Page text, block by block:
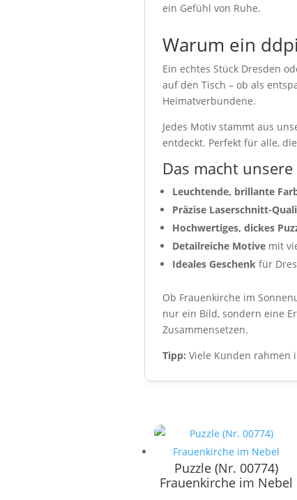
ein Gefühl von Ruhe.
Warum ein
Ein echtes Stück Dresden
auf den Tisch – ob als
Heimatverbundene.
Jedes Motiv stammt aus
entdeckt. Perfekt für alle,
Das macht
Leuchtende, brillante
Präzise Laserschnitt-
Hochwertiges, dickes
Detailreiche Motive mit
Ideales Geschenk für
Ob Frauenkirche im
nur ein Bild, sondern eine
Zusammensetzen.
Tipp: Viele Kunden rahmen
Puzzle (Nr. 00774)
Frauenkirche im Nebel